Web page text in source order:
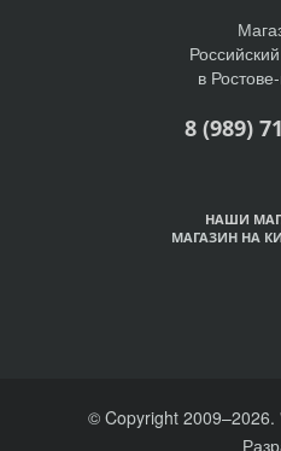
в
8 (989)
НАШИ
МАГАЗИН НА
© Copyright